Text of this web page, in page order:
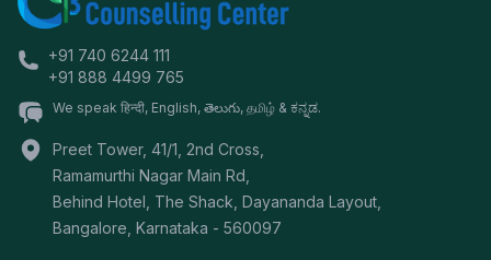
+91 740 6244 111
+91 888 4499 765
We speak हिन्दी, English, తెలుగు, தமிழ் & ಕನ್ನಡ.
Preet Tower, 41/1, 2nd Cross,
Ramamurthi Nagar Main Rd,
Behind Hotel, The Shack, Dayananda Layout,
Bangalore Karnataka - 560097